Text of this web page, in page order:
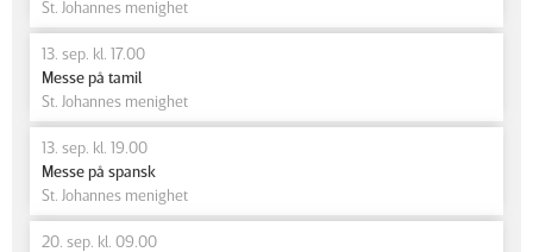
St. Johannes menighet
13. sep. kl. 17.00
Messe på tamil
St. Johannes menighet
13. sep. kl. 19.00
Messe på spansk
St. Johannes menighet
20. sep. kl. 09.00